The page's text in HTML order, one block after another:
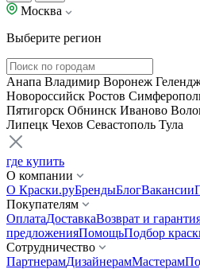
Москва
Выберите регион
Анапа Владимир Воронеж
Новороссийск Ростов
Пятигорск Обнинск Иваново
Липецк Чехов Севастополь Тула
где купить
О компании
О Краски.руБрендыБлогВакансии
Покупателям
ОплатаДоставкаВозврат и
предложенияПомощьПодбор
Сотрудничество
ПартнерамДизайнерамМастерам